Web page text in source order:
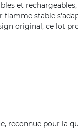
et
flamme stable
original, ce lot
reconnue pour la